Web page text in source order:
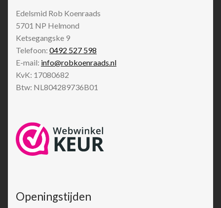
Edelsmid Rob Koenraads
5701 NP Helmond
Ketsegangske 9
Telefoon: 0492 527 598
E-mail: info@robkoenraads.nl
KvK: 17080682
Btw: NL804289736B01
Openingstijden